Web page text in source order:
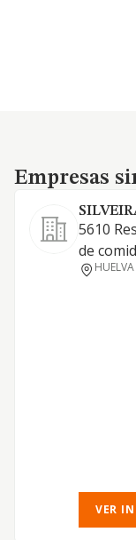
Empresas
Empresas
5610
de
HUELVA
VER